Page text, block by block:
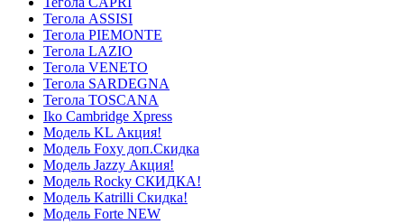
Тегола ASSISI
Тегола PIEMONTE
Тегола LAZIO
Тегола VENETO
Тегола SARDEGNA
Тегола TOSCANA
Iko Cambridge Xpress
Модель KL Акция!
Модель Foxy доп.Скидка
Модель Jazzy Акция!
Модель Rocky СКИДКА!
Модель Katrilli Скидка!
Модель Forte NEW